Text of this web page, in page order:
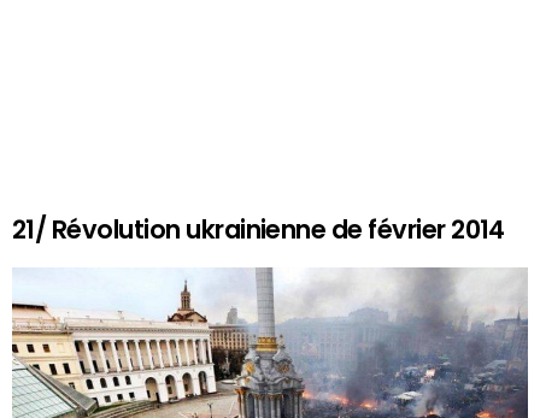
21/ Révolution ukrainienne de février 2014